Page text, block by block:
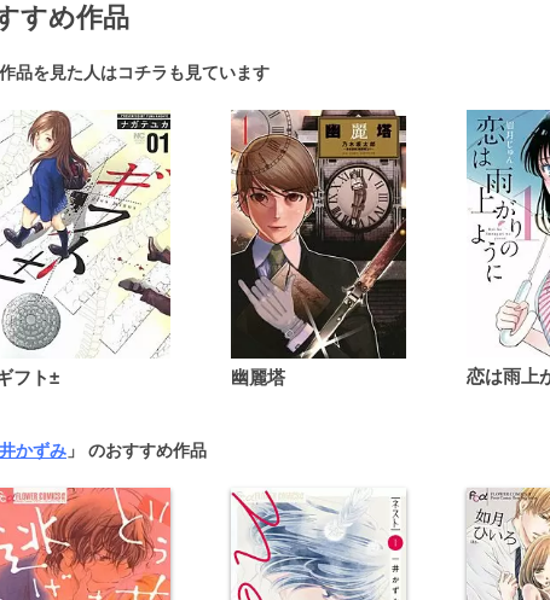
すめ作品
品を見た人はコチラも見ています
フト± 幽麗塔
かずみ 」 のおすすめ作品